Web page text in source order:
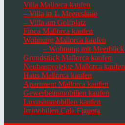
Villa Mallorca kaufen
– Villa in 1. Meereslinie
– Villa am Golfplatz
Finca Mallorca kaufen
Wohnung Mallorca kaufen
– Wohnung mit Meerblick
Grundstück Mallorca kaufen
Neubauprojekte Mallorca kaufen
Haus Mallorca kaufen
Apartment Mallorca kaufen
Gewerbeimmobilien kaufen
Luxusimmobilien kaufen
Immobilien Cala Figuera